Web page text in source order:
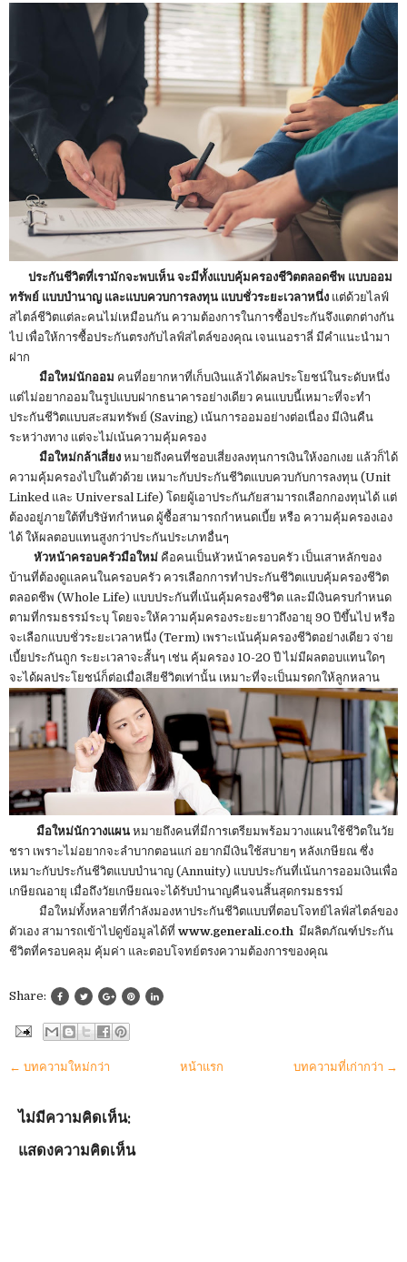
ประกันชีวิตที่เรามักจะพบเห็น จะมีทั้งแบบคุ้มครองชีวิตตลอดชีพ แบบออม
ทรัพย์ แบบบำนาญ และแบบควบการลงทุน แบบชั่วระยะเวลาหนึ่ง แต่ด้วยไลฟ์
สไตล์ชีวิตแต่ละคนไม่เหมือนกัน ความต้องการในการซื้อประกันจึงแตกต่างกัน
ไป เพื่อให้การซื้อประกันตรงกับไลฟ์สไตล์ของคุณ เจนเนอราลี่ มีคำแนะนำมา
ฝาก
มือใหม่นักออม คนที่อยากหาที่เก็บเงินแล้วได้ผลประโยชน์ในระดับหนึ่ง
แต่ไม่อยากออมในรูปแบบฝากธนาคารอย่างเดียว คนแบบนี้เหมาะที่จะทำ
ประกันชีวิตแบบสะสมทรัพย์ (Saving) เน้นการออมอย่างต่อเนื่อง มีเงินคืน
ระหว่างทาง แต่จะไม่เน้นความคุ้มครอง
มือใหม่กล้าเสี่ยง หมายถึงคนที่ชอบเสี่ยงลงทุนการเงินให้งอกเงย แล้วก็ได้
ความคุ้มครองไปในตัวด้วย เหมาะกับประกันชีวิตแบบควบกับการลงทุน (Unit
Linked และ Universal Life) โดยผู้เอาประกันภัยสามารถเลือกกองทุนได้ แต่
ต้องอยู่ภายใต้ที่บริษัทกำหนด ผู้ซื้อสามารถกำหนดเบี้ย หรือ ความคุ้มครองเอง
ได้ ให้ผลตอบแทนสูงกว่าประกันประเภทอื่นๆ
หัวหน้าครอบครัวมือใหม่ คือคนเป็นหัวหน้าครอบครัว เป็นเสาหลักของ
บ้านที่ต้องดูแลคนในครอบครัว ควรเลือกการทำประกันชีวิตแบบคุ้มครองชีวิต
ตลอดชีพ (Whole Life) แบบประกันที่เน้นคุ้มครองชีวิต และมีเงินครบกำหนด
ตามที่กรมธรรม์ระบุ โดยจะให้ความคุ้มครองระยะยาวถึงอายุ 90 ปีขึ้นไป หรือ
จะเลือกแบบชั่วระยะเวลาหนึ่ง (Term) เพราะเน้นคุ้มครองชีวิตอย่างเดียว จ่าย
เบี้ยประกันถูก ระยะเวลาจะสั้นๆ เช่น คุ้มครอง 10-20 ปี ไม่มีผลตอบแทนใดๆ
จะได้ผลประโยชน์ก็ต่อเมื่อเสียชีวิตเท่านั้น เหมาะที่จะเป็นมรดกให้ลูกหลาน
มือใหม่นักวางแผน หมายถึงคนที่มีการเตรียมพร้อมวางแผนใช้ชีวิตในวัย
ชรา เพราะไม่อยากจะลำบากตอนแก่ อยากมีเงินใช้สบายๆ หลังเกษียณ ซึ่ง
เหมาะกับประกันชีวิตแบบบำนาญ (Annuity) แบบประกันที่เน้นการออมเงินเพื่อ
เกษียณอายุ เมื่อถึงวัยเกษียณจะได้รับบำนาญคืนจนสิ้นสุดกรมธรรม์
มือใหม่ทั้งหลายที่กำลังมองหาประกันชีวิตแบบที่ตอบโจทย์ไลฟ์สไตล์ของ
ตัวเอง สามารถเข้าไปดูข้อมูลได้ที่ www.generali.co.th มีผลิตภัณฑ์ประกัน
ชีวิตที่ครอบคลุม คุ้มค่า และตอบโจทย์ตรงความต้องการของคุณ
Share:
← บทความใหม่กว่า บทความที่เก่ากว่า →
หน้าแรก
ไม่มีความคิดเห็น:
แสดงความคิดเห็น